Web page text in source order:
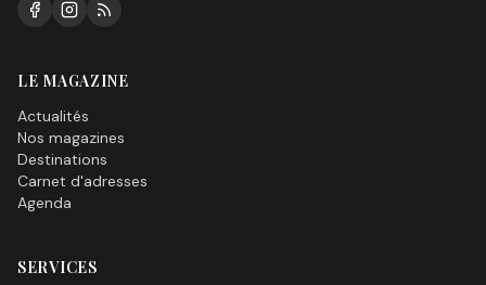
LE MAGAZINE
Actualités
Nos magazines
Destinations
Carnet d'adresses
Agenda
SERVICES